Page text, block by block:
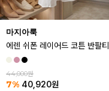
마지아룩
에렌 쉬폰 레이어드 코튼 반팔티
44,000원
7% 40,920원